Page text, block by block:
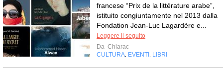
francese “Prix de la littérature arabe”,
istituito congiuntamente nel 2013 dalla
Fondation Jean-Luc Lagardère e...
Leggere il seguito
Da Chiarac
CULTURA EVENTI LIBRI